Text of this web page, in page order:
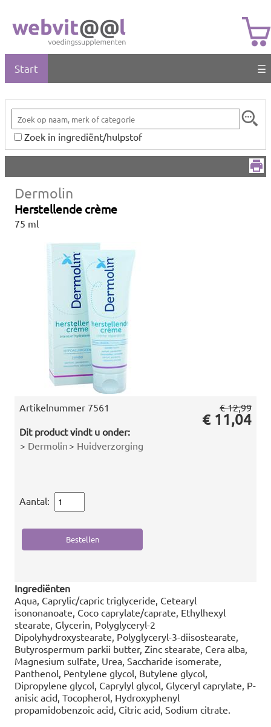
Start ☰
Zoek in ingrediënt/hulpstof
Dermolin
Herstellende crème
75 ml
Artikelnummer 7561
Dit product vindt u onder:
> Dermolin > Huidverzorging
€ 12,99
€ 11,04
Aantal:
Ingrediënten
Aqua, Caprylic/capric triglyceride, Cetearyl
isononanoate, Coco caprylate/caprate, Ethylhexyl
stearate, Glycerin, Polyglyceryl-2
Dipolyhydroxystearate, Polyglyceryl-3-diisostearate,
Butyrospermum parkii butter, Zinc stearate, Cera alba,
Magnesium sulfate, Urea, Saccharide isomerate,
Panthenol, Pentylene glycol, Butylene glycol,
Dipropylene glycol, Caprylyl glycol, Glyceryl caprylate, P-
anisic acid, Tocopherol, Hydroxyphenyl
propamidobenzoic acid, Citric acid, Sodium citrate.